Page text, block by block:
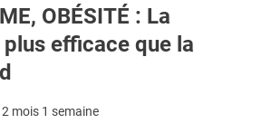
OBÉSITÉ : La
efficace que la
2 mois 1 semaine